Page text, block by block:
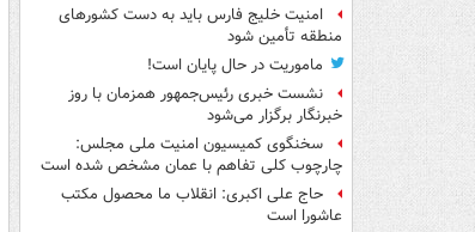
امنیت خلیج فارس باید به دست کشورهای
منطقه تأمین شود
ماموریت در حال پایان است!
نشست خبری رئیس‌جمهور همزمان با روز
خبرنگار برگزار می‌شود
سخنگوی کمیسیون امنیت ملی مجلس:
چارچوب کلی تفاهم با عمان مشخص شده است
حاج علی اکبری: انقلاب ما محصول مکتب
عاشورا است